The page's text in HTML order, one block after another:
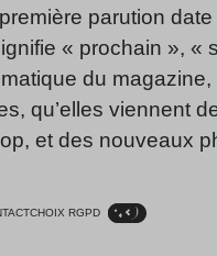
parution
« prochain », «
du magazine,
qu’elles viennent
et des nouveaux
CHOIX RGPD